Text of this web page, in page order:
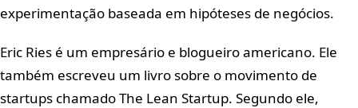
experimentação baseada em hipóteses de negócios.
Eric Ries é um empresário e blogueiro americano. Ele
também escreveu um livro sobre o movimento de
startups chamado The Lean Startup. Segundo ele,